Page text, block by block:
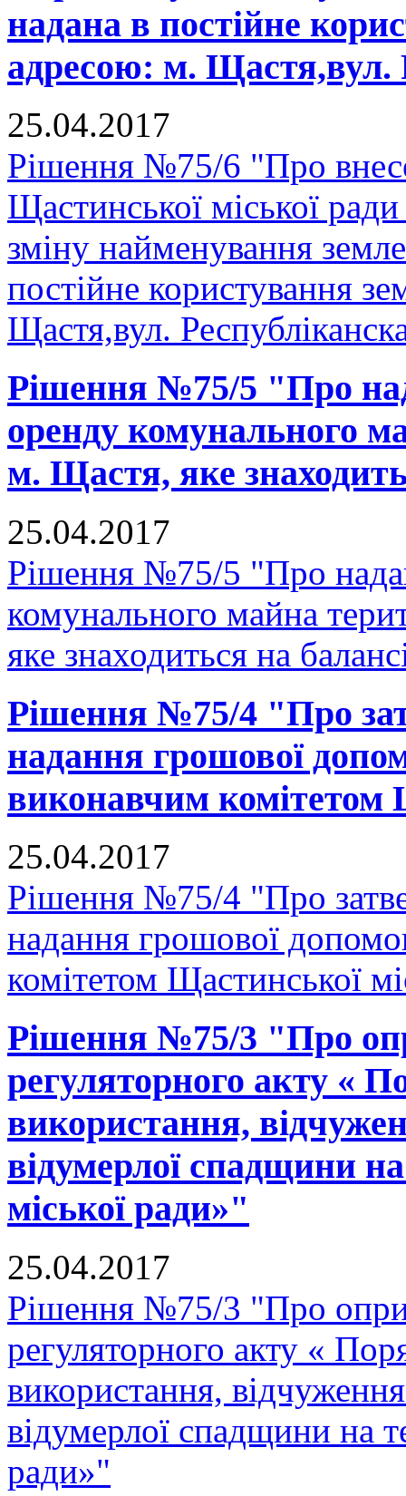
надана в постійне
адресою: м. Щастя,вул.
25.04.2017
Рішення №75/6 "Про
Щастинської міської
зміну найменування
постійне користування
Щастя,вул.
Рішення №75/5 "Про
оренду комунального
м. Щастя, яке
25.04.2017
Рішення №75/5 "Про
комунального майна
яке знаходиться на
Рішення №75/4 "Про
надання грошової
виконавчим комітетом
25.04.2017
Рішення №75/4 "Про
надання грошової
комітетом Щастинської
Рішення №75/3 "Про
регуляторного акту «
використання,
відумерлої спадщини
міської ради»"
25.04.2017
Рішення №75/3 "Про
регуляторного акту «
використання,
відумерлої спадщини на
ради»"